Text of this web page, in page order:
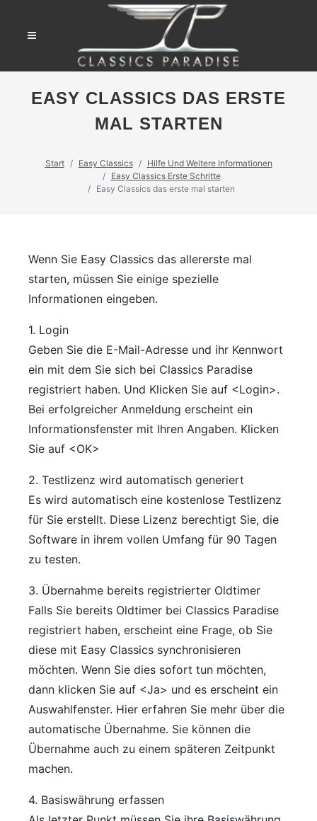
EASY CLASSICS DAS ERSTE
MAL STARTEN
Start Easy Classics
Hilfe Und Weitere Informationen
Easy Classics Erste Schritte
Easy Classics das erste mal starten
Wenn Sie Easy Classics das allererste mal
starten, müssen Sie einige spezielle
Informationen eingeben.
1. Login
Geben Sie die E-Mail-Adresse und ihr Kennwort
ein mit dem Sie sich bei Classics Paradise
registriert haben. Und Klicken Sie auf <Login>.
Bei erfolgreicher Anmeldung erscheint ein
Informationsfenster mit Ihren Angaben. Klicken
Sie auf <OK>
2. Testlizenz wird automatisch generiert
Es wird automatisch eine kostenlose Testlizenz
für Sie erstellt. Diese Lizenz berechtigt Sie, die
Software in ihrem vollen Umfang für 90 Tagen
zu testen.
3. Übernahme bereits registrierter Oldtimer
Falls Sie bereits Oldtimer bei Classics Paradise
registriert haben, erscheint eine Frage, ob Sie
diese mit Easy Classics synchronisieren
möchten. Wenn Sie dies sofort tun möchten,
dann klicken Sie auf <Ja> und es erscheint ein
Auswahlfenster. Hier erfahren Sie mehr über die
automatische Übernahme. Sie können die
Übernahme auch zu einem späteren Zeitpunkt
machen.
4. Basiswährung erfassen